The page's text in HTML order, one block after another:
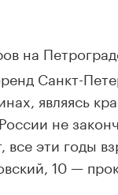
на
Санкт-
являясь
не
все эти годы
10 —